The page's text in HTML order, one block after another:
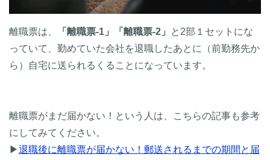
離職票は、 「離職票-1」「離職票-2」
と2部１セットにな
っていて、勤めていた会社を退職したあとに（前勤務先か
ら）自宅に送られるくることになっています。
離職票がまだ届かない！という人は、こちらの記事も参考
にしてみてください。
▶退職後に離職票が届かない！郵送されるまでの期間と届